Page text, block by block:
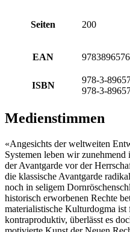
Seiten 200
EAN
ISBN
978-3-
978-3-
Medienstimmen
«Angesichts der weltweiten
Systemen leben wir
der Avantgarde vor der
die klassische Avantgarde
noch in seligem
historisch erworbenen Rechte
materialistische Kulturdogma
kontraproduktiv, überlässt es